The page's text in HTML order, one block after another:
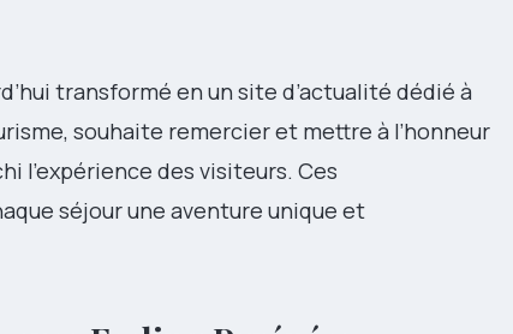
transformé en un site d’actualité dédié à
souhaite remercier et mettre à l’honneur
l’expérience des visiteurs. Ces
séjour une aventure unique et